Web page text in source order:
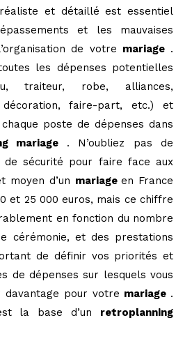
et détaillé est essentiel
et les mauvaises
de votre mariage .
les dépenses potentielles
traiteur, robe, alliances,
faire-part, etc.) et
poste de dépenses dans
mariage . N’oubliez pas de
de sécurité pour faire face aux
moyen d’un mariageen France
et 25 000 euros, mais ce chiffre
en fonction du nombre
cérémonie, et des prestations
de définir vos priorités et
de dépenses sur lesquels vous
pour votre mariage .
la base d’un retroplanning